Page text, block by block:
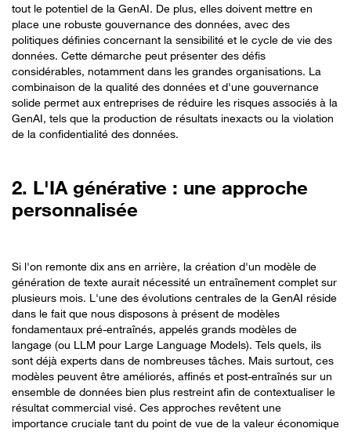
tout le potentiel de la GenAI. De plus, elles doivent mettre en
place une robuste gouvernance des données, avec des
politiques définies concernant la sensibilité et le cycle de vie des
données. Cette démarche peut présenter des défis
considérables, notamment dans les grandes organisations. La
combinaison de la qualité des données et d'une gouvernance
solide permet aux entreprises de réduire les risques associés à la
GenAI, tels que la production de résultats inexacts ou la violation
de la confidentialité des données.
2. L'IA générative : une approche
personnalisée
Si l'on remonte dix ans en arrière, la création d'un modèle de
génération de texte aurait nécessité un entraînement complet sur
plusieurs mois. L'une des évolutions centrales de la GenAI réside
dans le fait que nous disposons à présent de modèles
fondamentaux pré-entraînés, appelés grands modèles de
langage (ou LLM pour Large Language Models). Tels quels, ils
sont déjà experts dans de nombreuses tâches. Mais surtout, ces
modèles peuvent être améliorés, affinés et post-entraînés sur un
ensemble de données bien plus restreint afin de contextualiser le
résultat commercial visé. Ces approches revêtent une
importance cruciale tant du point de vue de la valeur économique